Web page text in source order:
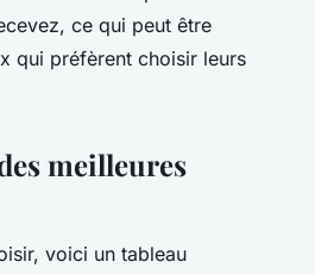
ce qui peut être
qui préfèrent choisir leurs
meilleures
voici un tableau